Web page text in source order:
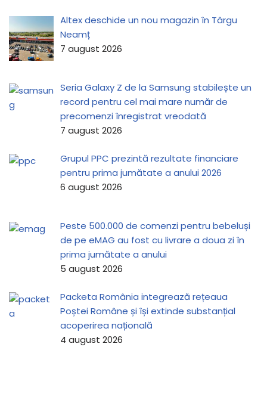
Altex deschide un nou magazin în Târgu
Neamț
7 august 2026
Seria Galaxy Z de la Samsung stabilește un
record pentru cel mai mare număr de
precomenzi înregistrat vreodată
7 august 2026
Grupul PPC prezintă rezultate financiare
pentru prima jumătate a anului 2026
6 august 2026
Peste 500.000 de comenzi pentru bebeluși
de pe eMAG au fost cu livrare a doua zi în
prima jumătate a anului
5 august 2026
Packeta România integrează rețeaua
Poștei Române și își extinde substanțial
acoperirea națională
4 august 2026